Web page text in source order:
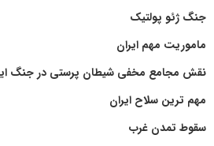
جنگ ژئو پولتیک
ماموریت مهم ایران
نقش مجامع مخفی شیطان پرستی در جنگ
مهم ترین سلاح ایران
سقوط تمدن غرب